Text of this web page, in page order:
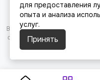
Вся представленная на сайте
стоимости товаров и услуг,
каких условиях не
для предоставления
опыта и анализа
услуг.
Принять